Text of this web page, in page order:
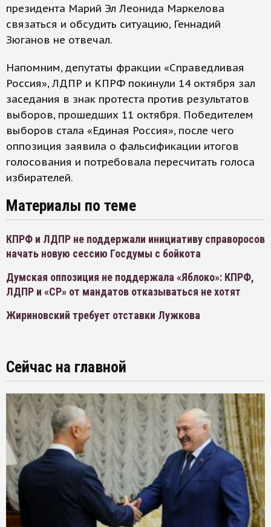
президента Марий Эл Леонида Маркелова
связаться и обсудить ситуацию, Геннадий
Зюганов не отвечал.
Напомним, депутаты фракции «Справедливая
Россия», ЛДПР и КПРФ покинули 14 октября зал
заседания в знак протеста против результатов
выборов, прошедших 11 октября. Победителем
выборов стала «Единая Россия», после чего
оппозиция заявила о фальсификации итогов
голосования и потребовала пересчитать голоса
избирателей.
Материалы по теме
КПРФ и ЛДПР не поддержали инициативу справоросов
начать новую сессию Госдумы с бойкота
Думская оппозиция не поддержала «Яблоко»: КПРФ,
ЛДПР и «СР» от мандатов отказываться не хотят
Жириновский требует отставки Лужкова
Сейчас на главной